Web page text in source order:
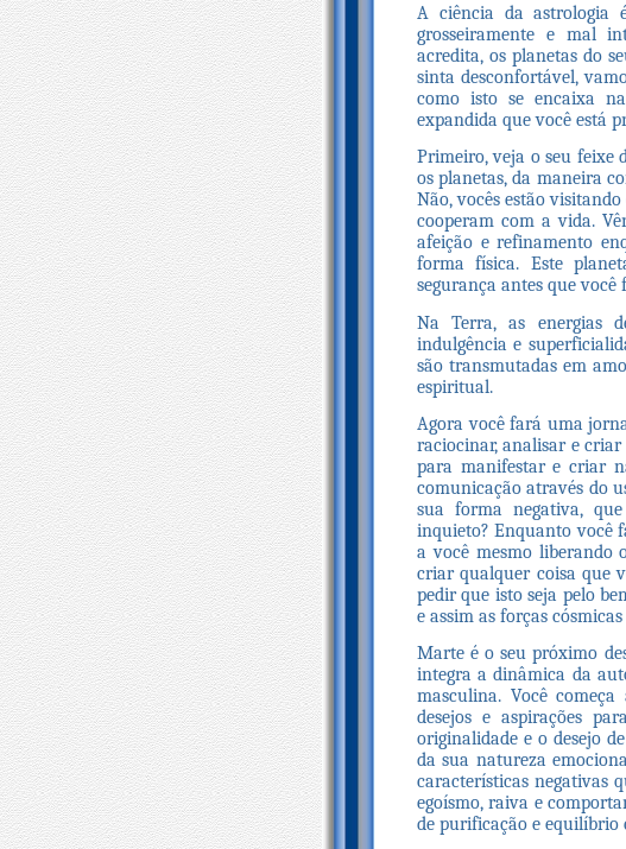
A ciência da astrologia
grosseiramente e mal
acredita, os planetas do
sinta desconfortável,
como isto se encaixa
expandida que você está
Primeiro, veja o seu feixe
os planetas, da maneira
Não, vocês estão
cooperam com a vida.
afeição e refinamento
forma física. Este
segurança antes que você
Na Terra, as energias
indulgência e
são transmutadas em
espiritual.
Agora você fará uma
raciocinar, analisar e criar
para manifestar e criar
comunicação através do
sua forma negativa,
inquieto? Enquanto você
a você mesmo liberando
criar qualquer coisa que
pedir que isto seja pelo
e assim as forças
Marte é o seu próximo
integra a dinâmica da
masculina. Você
desejos e aspirações
originalidade e o desejo
da sua natureza
características negativas
egoísmo, raiva e
de purificação e equilíbrio